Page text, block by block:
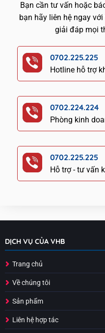
Bạn cần tư vấn hoặc
bạn hãy liên hệ ngay
giải đáp mọi
0702.225.225
Hotline hỗ trợ
0702.224.224
Phòng kinh
0702.225.225
Hỗ trợ - tư vấn
DỊCH VỤ CỦA VHB
Trang chủ
Về chúng tôi
Sản phẩm
Liên hệ hợp tác